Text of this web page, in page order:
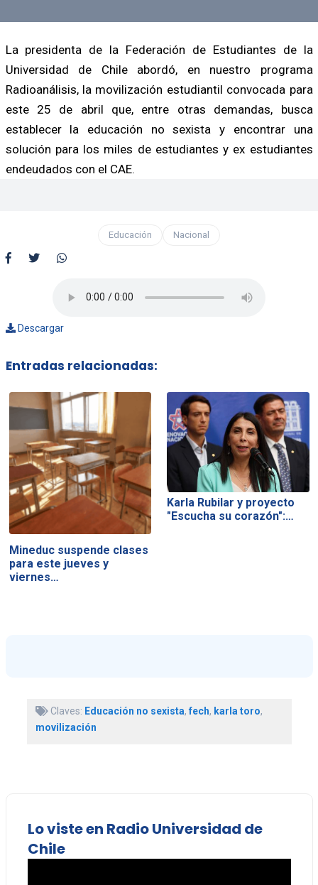
La presidenta de la Federación de Estudiantes de la
Universidad de Chile abordó, en nuestro programa
Radioanálisis, la movilización estudiantil convocada para
este 25 de abril que, entre otras demandas, busca
establecer la educación no sexista y encontrar una
solución para los miles de estudiantes y ex estudiantes
endeudados con el CAE.
Educación Nacional
Descargar
Entradas relacionadas:
Mineduc suspende clases
para este jueves y
viernes…
Karla Rubilar y proyecto
"Escucha su corazón":…
Claves: Educación no sexista,fech, karla toro,
movilización
Lo viste en Radio Universidad de
Chile